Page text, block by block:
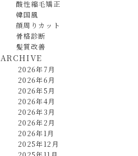
酸性縮毛矯正
韓国風
顔周りカット
骨格診断
髪質改善
ARCHIVE
2026年7月
2026年6月
2026年5月
2026年4月
2026年3月
2026年2月
2026年1月
2025年12月